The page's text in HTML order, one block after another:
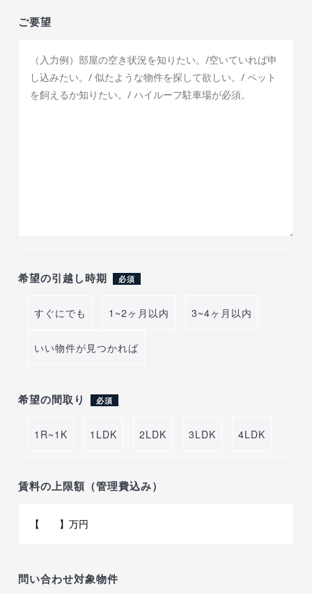
ご要望
希望の引越し時期 必須
すぐにでも 1~2ヶ月以内 3~4ヶ月以内
いい物件が見つかれば
希望の間取り 必須
1R~1K 1LDK 2LDK 3LDK 4LDK
賃料の上限額（管理費込み）
問い合わせ対象物件